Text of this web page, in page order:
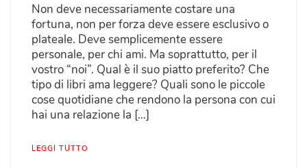
Non deve necessariamente costare una
fortuna, non per forza deve essere esclusivo o
plateale. Deve semplicemente essere
personale, per chi ami. Ma soprattutto, per il
vostro “noi”. Qual è il suo piatto preferito? Che
tipo di libri ama leggere? Quali sono le piccole
cose quotidiane che rendono la persona con cui
hai una relazione la […]
LEGGI TUTTO